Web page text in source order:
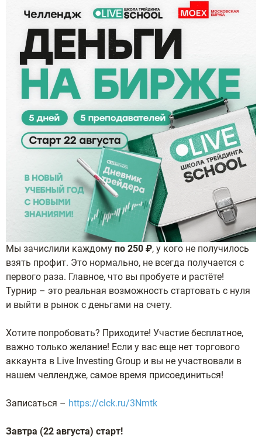
Мы зачислили каждому по 250 ₽, у кого не получилось
взять профит. Это нормально, не всегда получается с
первого раза. Главное, что вы пробуете и растёте!
Турнир – это реальная возможность стартовать с нуля
и выйти в рынок с деньгами на счету.
Хотите попробовать? Приходите! Участие бесплатное,
важно только желание! Если у вас еще нет торгового
аккаунта в Live Investing Group и вы не участвовали в
нашем челлендже, самое время присоединиться!
Записаться – https://clck.ru/3Nmtk
Завтра (22 августа) старт!